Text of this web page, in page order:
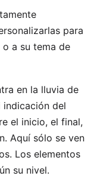
para
o a su tema de
en la lluvia de
indicación del
el inicio, el final,
Aquí sólo se ven
Los elementos
su nivel.